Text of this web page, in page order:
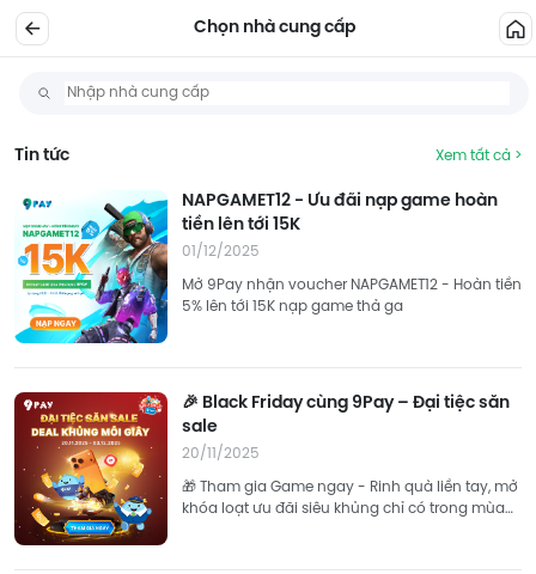
Chọn nhà cung cấp
Tin tức Xem tất cả >
NAPGAMET12 - Ưu đãi nạp game hoàn
tiền lên tới 15K
01/12/2025
Mở 9Pay nhận voucher NAPGAMET12 - Hoàn tiền
5% lên tới 15K nạp game thả ga
🎉 Black Friday cùng 9Pay – Đại tiệc săn
sale
20/11/2025
🎁 Tham gia Game ngay - Rinh quà liền tay, mở
khóa loạt ưu đãi siêu khủng chỉ có trong mùa